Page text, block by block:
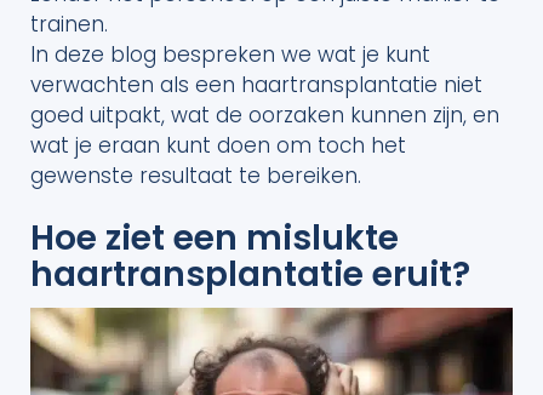
trainen.
In deze blog bespreken we wat je kunt
verwachten als een haartransplantatie niet
goed uitpakt, wat de oorzaken kunnen zijn, en
wat je eraan kunt doen om toch het
gewenste resultaat te bereiken.
Hoe ziet een mislukte
haartransplantatie eruit?